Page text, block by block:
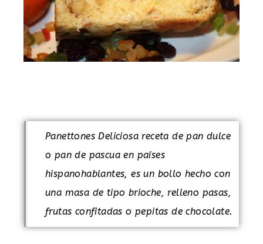
Panettones Deliciosa receta de pan dulce
o pan de pascua en países
hispanohablantes, es un bollo hecho con
una masa de tipo brioche, relleno pasas,
frutas confitadas o pepitas de chocolate.